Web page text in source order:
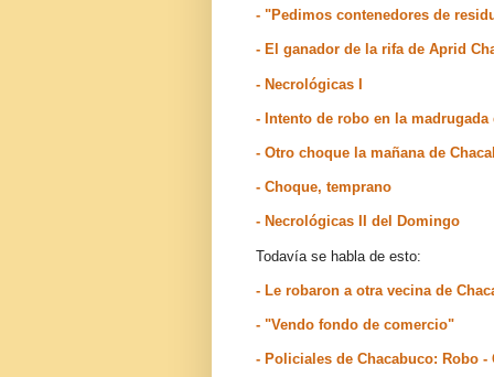
- "Pedimos contenedores de
- El ganador de la rifa de Aprid
- Necrológicas I
- Intento de robo en la madrugada
- Otro choque la mañana de
- Choque, temprano
- Necrológicas II del Domingo
Todavía se habla de esto:
- Le robaron a otra vecina de
- "Vendo fondo de comercio"
- Policiales de Chacabuco: Robo